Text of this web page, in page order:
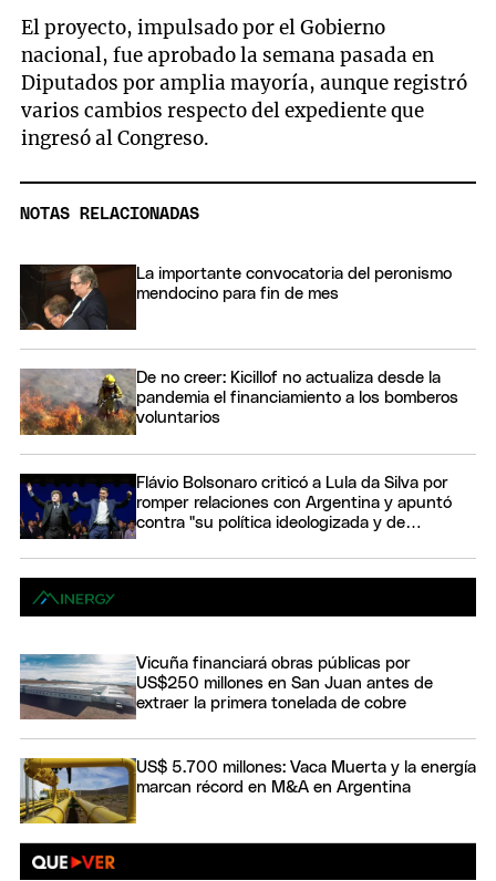
El proyecto, impulsado por el Gobierno
nacional, fue aprobado la semana pasada en
Diputados por amplia mayoría, aunque registró
varios cambios respecto del expediente que
ingresó al Congreso.
NOTAS RELACIONADAS
La importante convocatoria del peronismo
mendocino para fin de mes
De no creer: Kicillof no actualiza desde la
pandemia el financiamiento a los bomberos
voluntarios
Flávio Bolsonaro criticó a Lula da Silva por
romper relaciones con Argentina y apuntó
contra "su política ideologizada y de
Vicuña financiará obras públicas por
US$250 millones en San Juan antes de
extraer la primera tonelada de cobre
US$ 5.700 millones: Vaca Muerta y la energía
marcan récord en M&A en Argentina